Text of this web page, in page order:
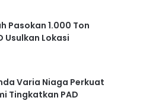
Pasokan 1.000 Ton
Usulkan Lokasi
Varia Niaga Perkuat
Tingkatkan PAD